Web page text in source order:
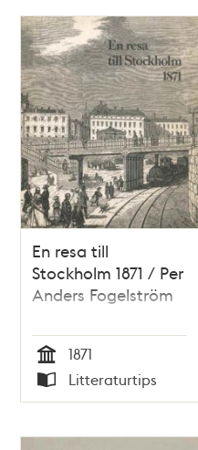
En resa till
Stockholm 1871 / Per
Anders Fogelström
Tid
1871
Typ
Litteraturtips